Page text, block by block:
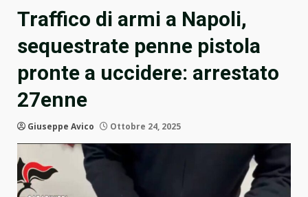
Traffico di armi a Napoli,
sequestrate penne pistola
pronte a uccidere: arrestato
27enne
Giuseppe Avico Ottobre 24, 2025